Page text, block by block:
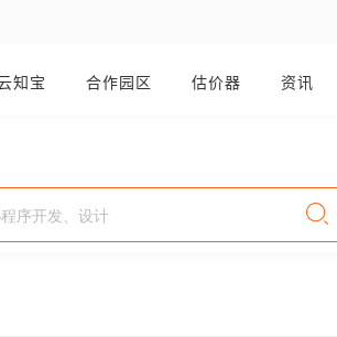
知宝 合作园区 估价器 资讯